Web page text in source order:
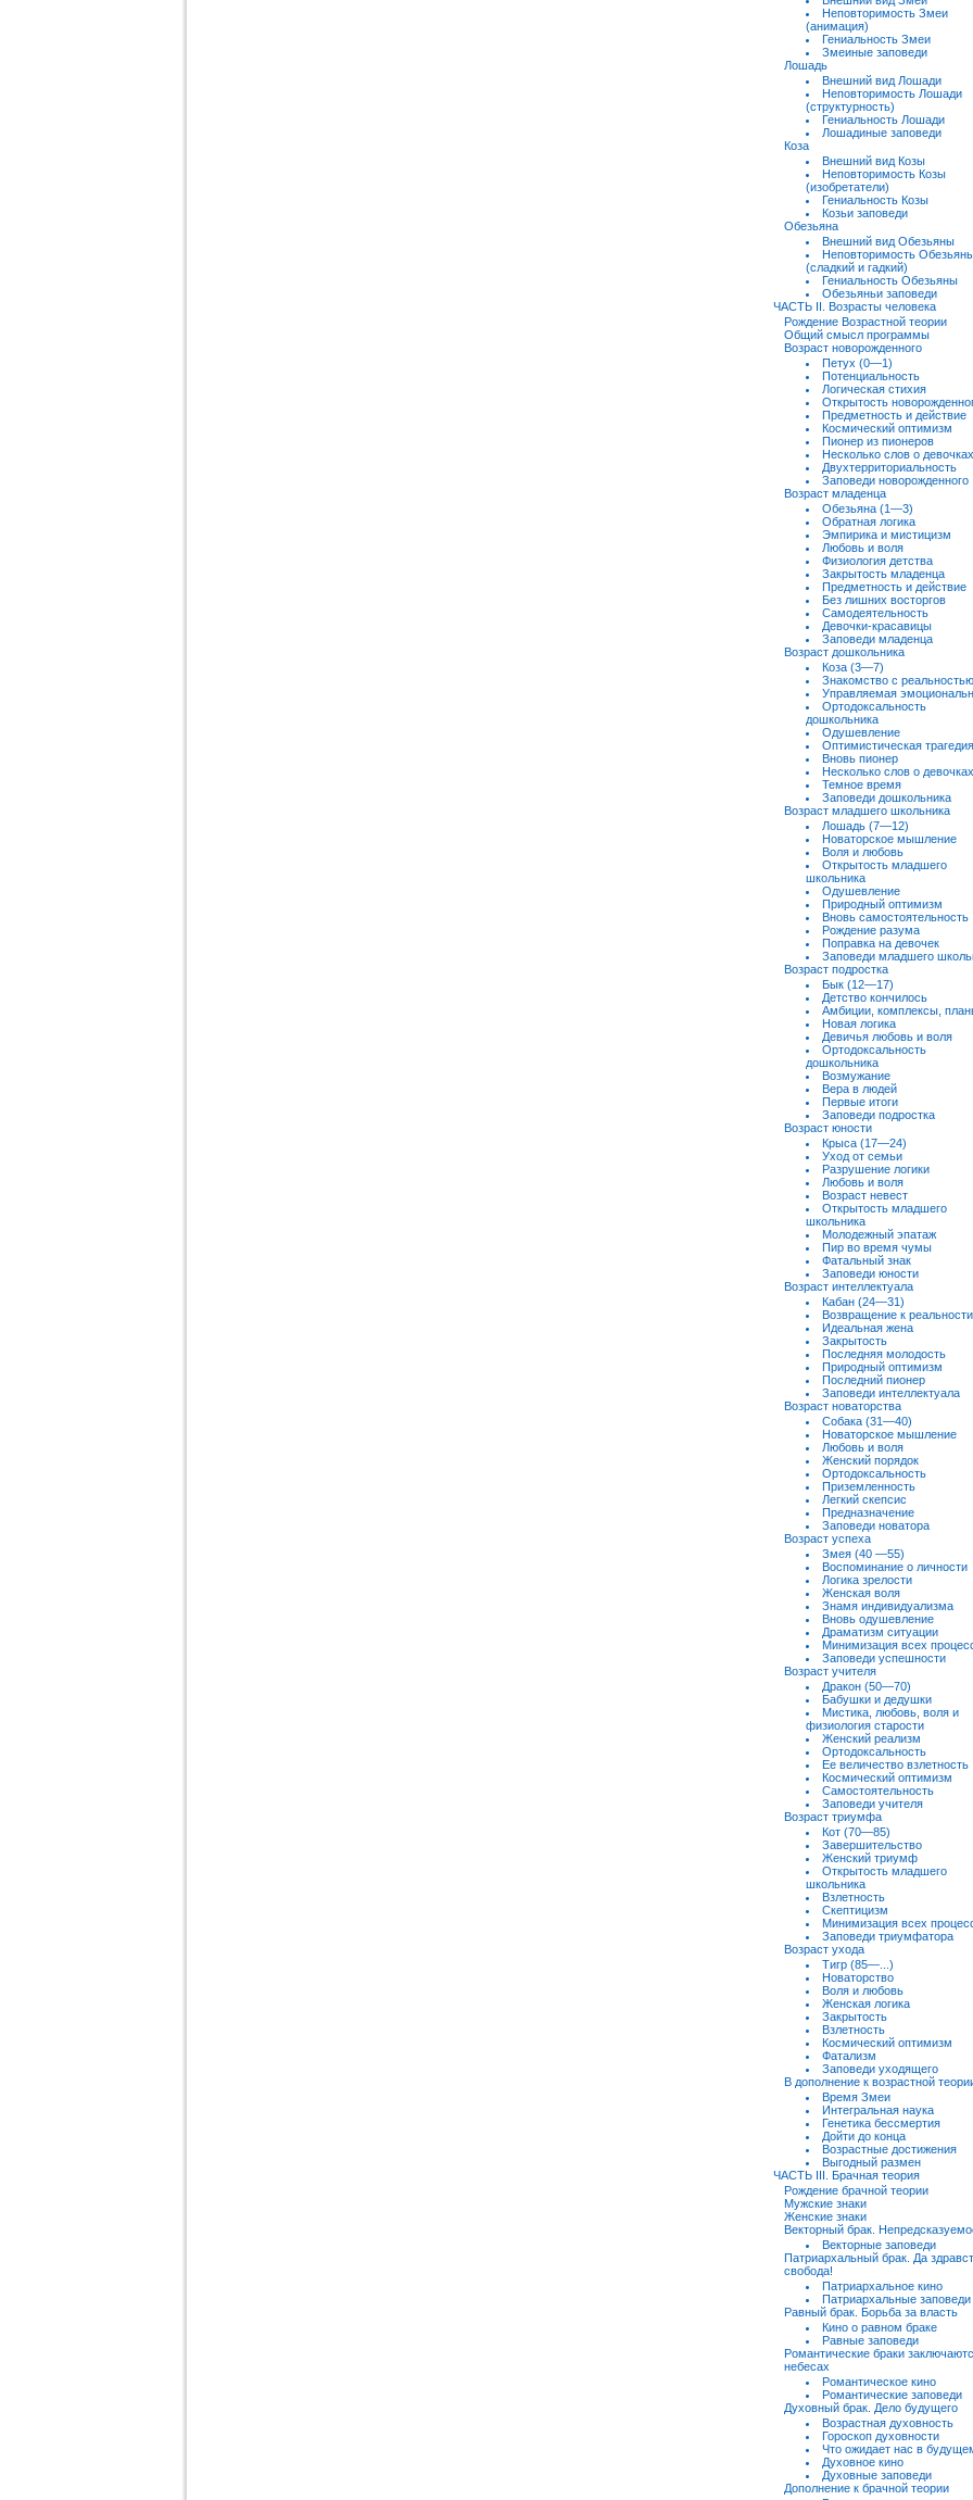
Неповторимость Змеи
(анимация)
Гениальность Змеи
Змеиные заповеди
Лошадь
Внешний вид Лошади
Неповторимость Лошади
(структурность)
Гениальность Лошади
Лошадиные заповеди
Коза
Внешний вид Козы
Неповторимость Козы
(изобретатели)
Гениальность Козы
Козьи заповеди
Обезьяна
Внешний вид Обезьяны
Неповторимость
(сладкий и гадкий)
Гениальность Обезьяны
Обезьяньи заповеди
ЧАСТЬ II. Возрасты человека
Рождение Возрастной теории
Общий смысл программы
Возраст новорожденного
Петух (0—1)
Потенциальность
Логическая стихия
Открытость
Предметность и действие
Космический оптимизм
Пионер из пионеров
Несколько слов о девочках
Двухтерриториальность
Заповеди новорожденного
Возраст младенца
Обезьяна (1—3)
Обратная логика
Эмпирика и мистицизм
Любовь и воля
Физиология детства
Закрытость младенца
Предметность и действие
Без лишних восторгов
Самодеятельность
Девочки-красавицы
Заповеди младенца
Возраст дошкольника
Коза (3—7)
Знакомство с реальностью
Управляемая
Ортодоксальность
дошкольника
Одушевление
Оптимистическая трагедия
Вновь пионер
Несколько слов о девочках
Темное время
Заповеди дошкольника
Возраст младшего школьника
Лошадь (7—12)
Новаторское мышление
Воля и любовь
Открытость младшего
школьника
Одушевление
Природный оптимизм
Вновь самостоятельность
Рождение разума
Поправка на девочек
Заповеди младшего
Возраст подростка
Бык (12—17)
Детство кончилось
Амбиции, комплексы,
Новая логика
Девичья любовь и воля
Ортодоксальность
дошкольника
Возмужание
Вера в людей
Первые итоги
Заповеди подростка
Возраст юности
Крыса (17—24)
Уход от семьи
Разрушение логики
Любовь и воля
Возраст невест
Открытость младшего
школьника
Молодежный эпатаж
Пир во время чумы
Фатальный знак
Заповеди юности
Возраст интеллектуала
Кабан (24—31)
Возвращение к реальности
Идеальная жена
Закрытость
Последняя молодость
Природный оптимизм
Последний пионер
Заповеди интеллектуала
Возраст новаторства
Собака (31—40)
Новаторское мышление
Любовь и воля
Женский порядок
Ортодоксальность
Приземленность
Легкий скепсис
Предназначение
Заповеди новатора
Возраст успеха
Змея (40 —55)
Воспоминание о личности
Логика зрелости
Женская воля
Знамя индивидуализма
Вновь одушевление
Драматизм ситуации
Минимизация всех
Заповеди успешности
Возраст учителя
Дракон (50—70)
Бабушки и дедушки
Мистика, любовь, воля и
физиология старости
Женский реализм
Ортодоксальность
Ее величество взлетность
Космический оптимизм
Самостоятельность
Заповеди учителя
Возраст триумфа
Кот (70—85)
Завершительство
Женский триумф
Открытость младшего
школьника
Взлетность
Скептицизм
Минимизация всех
Заповеди триумфатора
Возраст ухода
Тигр (85—...)
Новаторство
Воля и любовь
Женская логика
Закрытость
Взлетность
Космический оптимизм
Фатализм
Заповеди уходящего
В дополнение к возрастной
Время Змеи
Интегральная наука
Генетика бессмертия
Дойти до конца
Возрастные достижения
Выгодный размен
ЧАСТЬ III. Брачная теория
Рождение брачной теории
Мужские знаки
Женские знаки
Векторный брак.
Векторные заповеди
Патриархальный брак. Да
свобода!
Патриархальное кино
Патриархальные заповеди
Равный брак. Борьба за власть
Кино о равном браке
Равные заповеди
Романтические браки
небесах
Романтическое кино
Романтические заповеди
Духовный брак. Дело будущего
Возрастная духовность
Гороскоп духовности
Что ожидает нас в
Духовное кино
Духовные заповеди
Дополнение к брачной теории